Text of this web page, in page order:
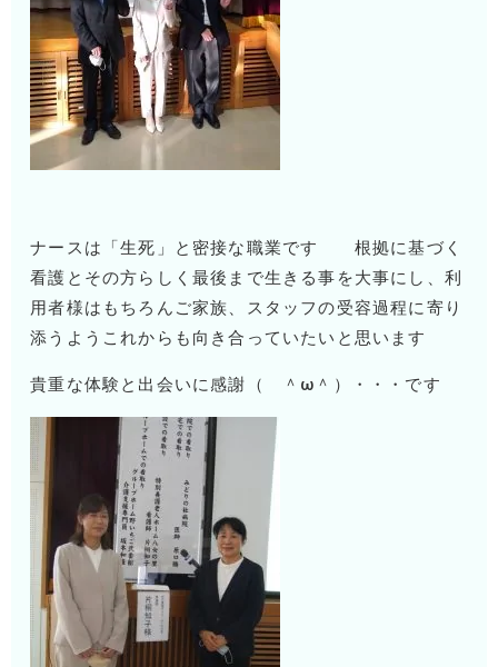
ナースは「生死」と密接な職業です 根拠に基づく
看護とその方らしく最後まで生きる事を大事にし、利
用者様はもちろんご家族、スタッフの受容過程に寄り
添うようこれからも向き合っていたいと思います
貴重な体験と出会いに感謝（ ＾ω＾）・・・です